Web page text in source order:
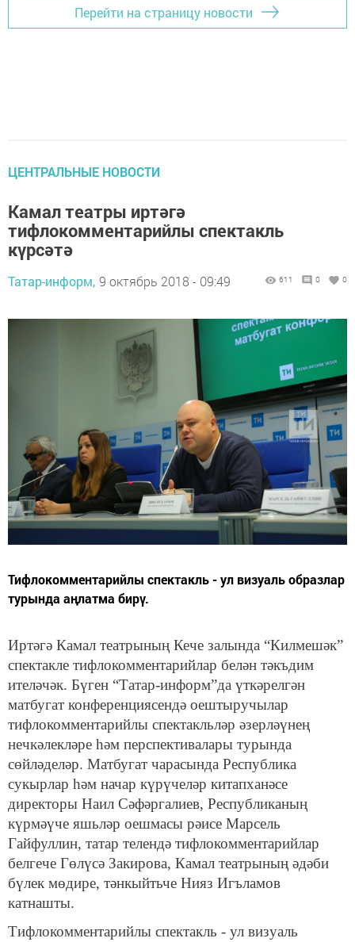
Перейти на страницу новости
ЦЕНТРАЛЬНЫЕ НОВОСТИ
Камал театры иртәгә
тифлокомментарийлы спектакль
күрсәтә
Татар-информ, 9 октябрь 2018 - 09:49 611 0 0
Тифлокомментарийлы спектакль - ул визуаль образлар
турында аңлатма бирү.
Иртәгә Камал театрының Кече залында “Килмешәк”
спектакле тифлокомментарийлар белән тәкъдим
ителәчәк. Бүген “Татар-информ”да үткәрелгән
матбугат конференциясендә оештыручылар
тифлокомментарийлы спектакльләр әзерләүнең
нечкәлекләре һәм перспективалары турында
сөйләделәр. Матбугат чарасында Республика
сукырлар һәм начар күрүчеләр китапханәсе
директоры Наил Сәфәргалиев, Республиканың
күрмәүче яшьләр оешмасы рәисе Марсель
Гайфуллин, татар телендә тифлокомментарийлар
белгече Гөлүсә Закирова, Камал театрының әдәби
бүлек мөдире, тәнкыйтьче Нияз Игъламов
катнашты.
Тифлокомментарийлы спектакль - ул визуаль